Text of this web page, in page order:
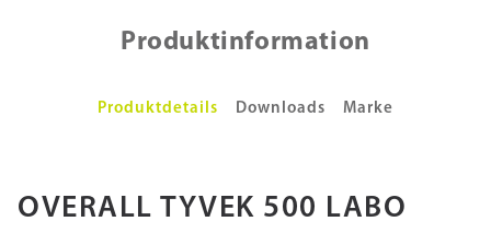
Produktinformation
Produktdetails Downloads Marke
OVERALL TYVEK 500 LABO